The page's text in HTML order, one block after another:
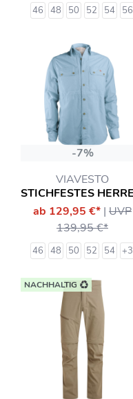
46 48 50 52 54 56
-7%
VIAVESTO
ab 129,95 €* | UVP
139,95 €*
46 48 50 52 54 +3
NACHHALTIG